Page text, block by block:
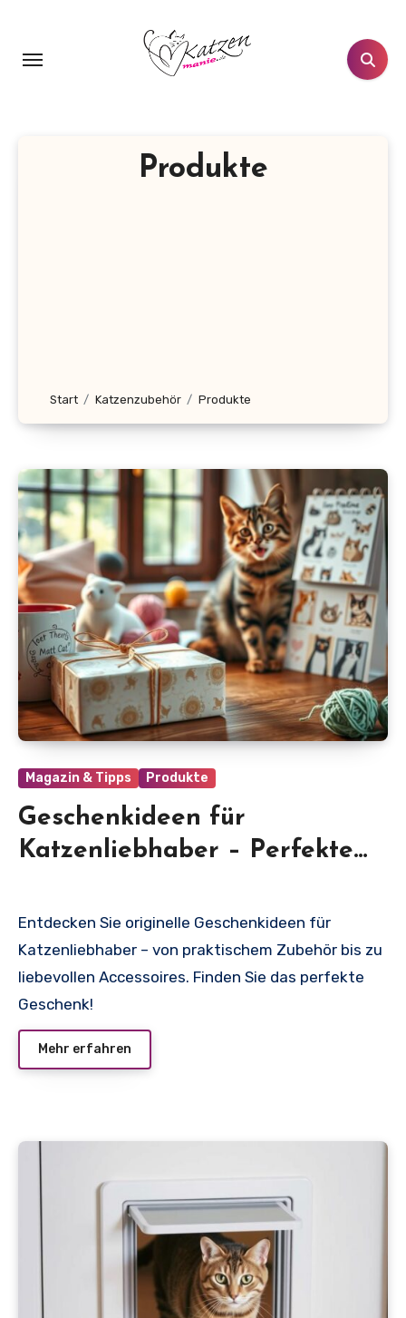
springen
Produkte
Start Katzenzubehör Produkte
Magazin & Tipps Produkte
Geschenkideen für
Katzenliebhaber – Perfekte
Entdecken Sie originelle Geschenkideen für
Katzenliebhaber – von praktischem Zubehör bis zu
liebevollen Accessoires. Finden Sie das perfekte
Geschenk!
Mehr erfahren